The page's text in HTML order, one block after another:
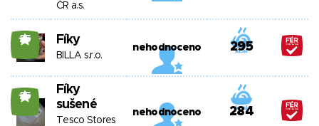
ČR a.s.
25 Fíky
BILLA s.r.o.
nehodnoceno 295
25
Fíky
sušené
Tesco Stores
nehodnoceno 284